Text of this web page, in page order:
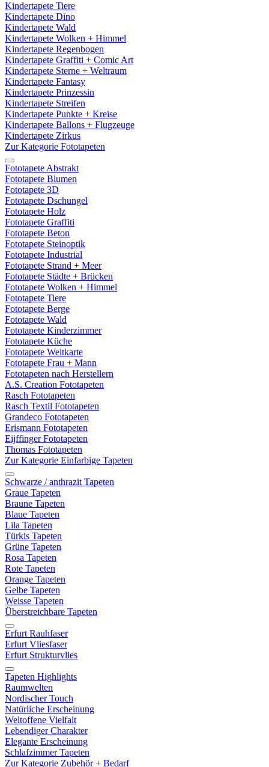
Kindertapete Tiere
Kindertapete Dino
Kindertapete Wald
Kindertapete Wolken + Himmel
Kindertapete Regenbogen
Kindertapete Graffiti + Comic Art
Kindertapete Sterne + Weltraum
Kindertapete Fantasy
Kindertapete Prinzessin
Kindertapete Streifen
Kindertapete Punkte + Kreise
Kindertapete Ballons + Flugzeuge
Kindertapete Zirkus
Zur Kategorie Fototapeten
Fototapete Abstrakt
Fototapete Blumen
Fototapete 3D
Fototapete Dschungel
Fototapete Holz
Fototapete Graffiti
Fototapete Beton
Fototapete Steinoptik
Fototapete Industrial
Fototapete Strand + Meer
Fototapete Städte + Brücken
Fototapete Wolken + Himmel
Fototapete Tiere
Fototapete Berge
Fototapete Wald
Fototapete Kinderzimmer
Fototapete Küche
Fototapete Weltkarte
Fototapete Frau + Mann
Fototapeten nach Herstellern
A.S. Creation Fototapeten
Rasch Fototapeten
Rasch Textil Fototapeten
Grandeco Fototapeten
Erismann Fototapeten
Eijffinger Fototapeten
Thomas Fototapeten
Zur Kategorie Einfarbige Tapeten
Schwarze / anthrazit Tapeten
Graue Tapeten
Braune Tapeten
Blaue Tapeten
Lila Tapeten
Türkis Tapeten
Grüne Tapeten
Rosa Tapeten
Rote Tapeten
Orange Tapeten
Gelbe Tapeten
Weisse Tapeten
Überstreichbare Tapeten
Erfurt Rauhfaser
Erfurt Vliesfaser
Erfurt Strukturvlies
Tapeten Highlights
Raumwelten
Nordischer Touch
Natürliche Erscheinung
Weltoffene Vielfalt
Lebendiger Charakter
Elegante Erscheinung
Schlafzimmer Tapeten
Zur Kategorie Zubehör + Bedarf